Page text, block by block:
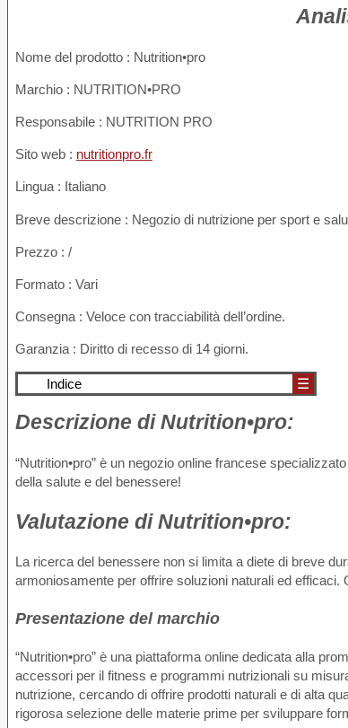
Nome del prodotto : Nutrition•pro
Marchio : NUTRITION•PRO
Responsabile : NUTRITION PRO
Sito web : nutritionpro.fr
Lingua : Italiano
Breve descrizione : Negozio di nutrizione per sport e
Prezzo : /
Formato : Vari
Consegna : Veloce con tracciabilità dell’ordine.
Garanzia : Diritto di recesso di 14 giorni.
Indice ☰
Descrizione diNutrition•pro:
“Nutrition•pro” è un negozio online francese
della salute e del benessere!
Valutazione diNutrition•pro:
La ricerca del benessere non si limita a diete di breve
armoniosamente per offrire soluzioni naturali ed efficaci.
Presentazione del marchio
“Nutrition•pro” è una piattaforma online dedicata alla
accessori per il fitness e programmi nutrizionali su
nutrizione, cercando di offrire prodotti naturali e di alta
rigorosa selezione delle materie prime per sviluppare